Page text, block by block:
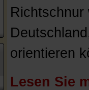
Richtschnur
orientieren
Lesen Sie